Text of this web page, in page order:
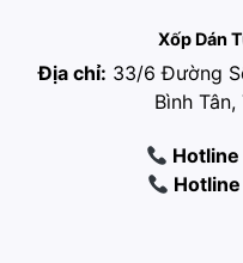
Xốp Dán
Địa chỉ: 33/6 Đường
Bình
Hotline